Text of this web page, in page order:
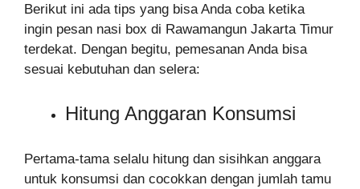
Berikut ini ada tips yang bisa Anda coba ketika
ingin pesan nasi box di Rawamangun Jakarta Timur
terdekat. Dengan begitu, pemesanan Anda bisa
sesuai kebutuhan dan selera:
Hitung Anggaran Konsumsi
Pertama-tama selalu hitung dan sisihkan anggara
untuk konsumsi dan cocokkan dengan jumlah tamu